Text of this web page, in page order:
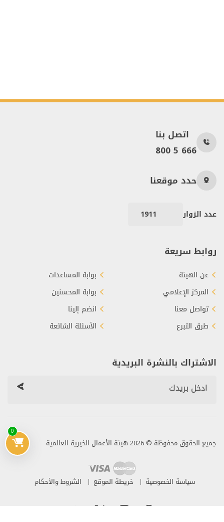
0
اتصل بنا
800 5 666
حدد موقعنا
عدد الزوار 1911
روابط سريعة
عن الهيئة
المركز الإعلامي
تواصل معنا
طرق التبرع
بوابة المساعدات
بوابة المحسنين
انضم إلينا
الأسئلة الشائعة
الاشتراك بالنشرة البريدية
جميع الحقوق محفوظة © 2026 هيئة الأعمال الخيرية العالمية
سياسة الخصوصية خريطة الموقع الشروط والأحكام